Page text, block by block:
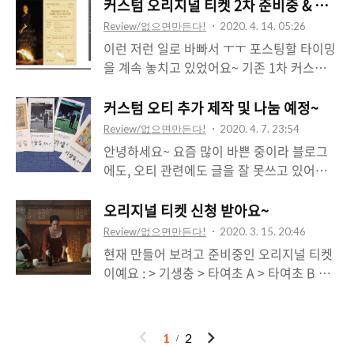
베이스 오티는 타이틀 색도 화려하게 맞췄고
노랑 테마에 맞춰 종이 색감과 타이틀, 스티
커 색감을 매치..
로 한 A세트는 매우 화사하고 실크느낌에 푸
르른 느낌인데 반해 B세트는 포근하고 부드
러운 레드(브라운)톤입니다. 사실 B세트의 경
우, 원 이미지 자체가 고해상도 이미지가 없
성과 이미지 톤 터치로 살짝 비껴간 경우라고
할 수 있습니당 - 개인적으론 반은 만족스러
웠고 ..
말하자면 저는 정말 걱정이 앞섭니다;ㅁ; 과
연 집아죽; 이게 수량이 모일지... 전 개인적으
로 간이 티켓 형태로도 그냥 만족하고는 있는
데 제대로 잘 만들면 또 어떤 느낌일지, 해보
고 싶다는 생각은 계속 들기도해서 이번 기회
에 같이 한번 밀어볼까 합니다. 우선 기생충 -
베이스 오티 3장 + 스티커 5종입니당. 모아서
9,000원 (사진엔 베이스 오티가 한장 더 있고
스티커가 하나 없어요). 타여초 A 세트. 3장
여초 B 세트. 정말 부드러운 느낌의 질감을
가지고 있어요. 이..
커스텀 오리지널 티켓 2차 준비중 & 간단
Review/없으면만든다! 2020. 4. 14. 05:26
이런 저런 일로 바빠서 ㅜㅜ 포스팅할 타이밍
을 계속 놓치고 있었어요~ 기존 1차 커스텀
번 금요일쯤 받으러 갈 예정이예요 +_+;; 그
리고 이어 2차 커스텀 오리지널 티켓도 준비
중에 있습니다, 이건 아직 제작을 못 맡겼는
데요.. 일이 늘어지는 바람에 동시 진행이 어
려워서 그랬습니다 ㅜㅜ;; 그래도 파일은 준
비중에 있고 이르면 다음주에 맡겨 5월 첫째
주에 신청하신 분들께 발송이 가능할 것으로
보입니다. 제가 아직 결정하지 못한 부분은
역시 집아죽 티켓이예요;ㅁ; 집아죽을 건너뛰
고 그냥 타여초만 제작할지, 아니면 수량 파
크하고 제작에 들어가면 확실할테지만, 1차
커스텀 오티 추가 제작 및 나눔 예정~
Review/없으면만든다! 2020. 4. 7. 23:54
안녕하세요~ 요즘 많이 바쁜 중이라 블로그
에도, 오티 관련에도 글을 잘 못쓰고 있어요,
련 문의가 좀 있어서.. 이번에 제작한건 거의
전량 신청자분들께 나눠 드렸고 더 뭔가를 하
려면 추가 제작을 해야 합니다 +_+ 이번에 많
은 분들은 아니지만 그래도 관심을 보여주신
분들이 계시고 저도 좀 해드리고 싶은 마음도
고 합니다, 그리고 조만간 신청 폼을 새로 열
오리지널 티켓 신청 받아요~
Review/없으면만든다! 2020. 3. 15. 20:46
현재 만들어 보려고 준비중인 오리지널 티켓
이예요 : > 기생충 > 타여초 A > 타여초 B 기
3장의 오리지널 티켓으로 구성됩니다. 이번
이
1 2 다